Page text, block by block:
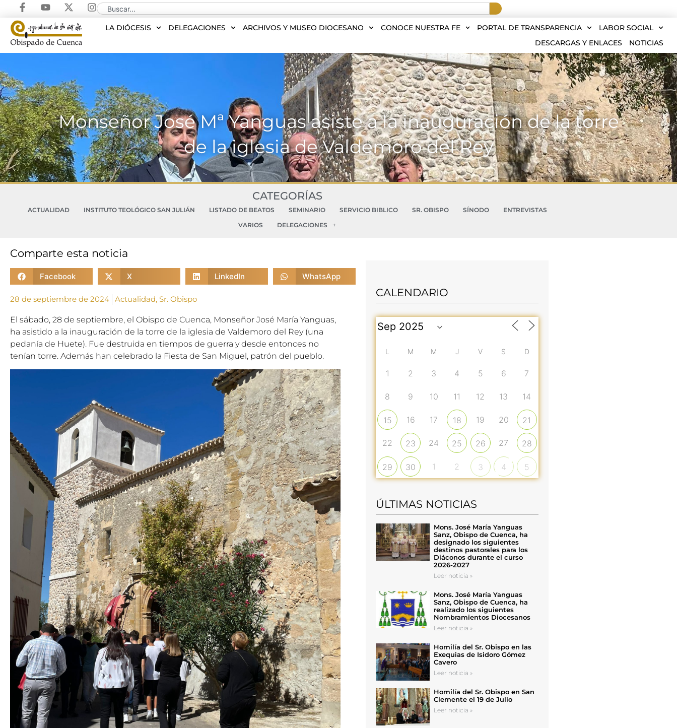
LA DIÓCESIS DELEGACIONES ARCHIVOS Y MUSEO DIOCESANO CONOCE NUESTRA FE PORTAL DE TRANSPARENCIA
LABOR SOCIAL
DESCARGAS Y ENLACES
NOTICIAS
Monseñor José Mª Yanguas asiste a la inauguración de la torre
de la iglesia de Valdemoro del Rey
CATEGORÍAS
ACTUALIDAD INSTITUTO TEOLÓGICO SAN JULIÁN LISTADO DE BEATOS SEMINARIO SERVICIO BIBLICO SR. OBISPO SÍNODO
ENTREVISTAS
VARIOS
DELEGACIONES
Comparte esta noticia
Facebook X LinkedIn WhatsApp
28 de septiembre de 2024 Actualidad, Sr. Obispo
El sábado, 28 de septiembre, el Obispo de Cuenca, Monseñor José María Yanguas,
ha asistido a la inauguración de la torre de la iglesia de Valdemoro del Rey (una
pedanía de Huete). Fue destruida en tiempos de guerra y desde entonces no
tenían torre. Además han celebrado la Fiesta de San Miguel, patrón del pueblo.
CALENDARIO
L M M J V S D
1 2 3 4 5 6 7
8 9 10 11 12 13 14
15 16 17 18 19 20 21
22 23 24 25 26 27 28
29 30 1 2 3 4 5
ÚLTIMAS NOTICIAS
Mons. José María Yanguas
Sanz, Obispo de Cuenca, ha
designado los siguientes
destinos pastorales para los
Diáconos durante el curso
2026-2027
Leer noticia »
Mons. José María Yanguas
Sanz, Obispo de Cuenca, ha
realizado los siguientes
Nombramientos Diocesanos
Leer noticia »
Homilía del Sr. Obispo en las
Exequias de Isidoro Gómez
Cavero
Leer noticia »
Homilía del Sr. Obispo en San
Clemente el 19 de Julio
Leer noticia »